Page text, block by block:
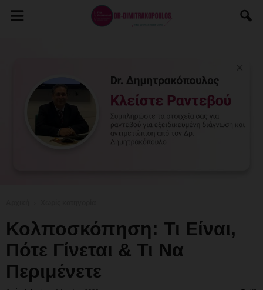
Κολποσκόπηση: Τι Είναι,
Πότε Γίνεται & Τι Να
Περιμένετε